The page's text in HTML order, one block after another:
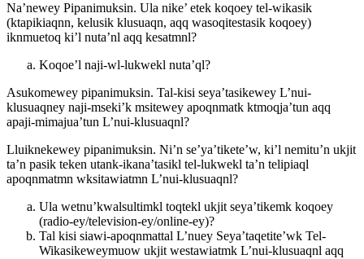
Na’newey Pipanimuksin. Ula nike’ etek koqoey tel-wikasik
(ktapikiaqnn, kelusik klusuaqn, aqq wasoqitestasik koqoey)
iknmuetoq ki’l nuta’nl aqq kesatmnl?
Koqoe’l naji-wl-lukwekl nuta’ql?
Asukomewey pipanimuksin. Tal-kisi seya’tasikewey L’nui-
klusuaqney naji-mseki’k msitewey apoqnmatk ktmoqja’tun aqq
apaji-mimajua’tun L’nui-klusuaqnl?
Lluiknekewey pipanimuksin. Ni’n se’ya’tikete’w, ki’l nemitu’n ukjit
ta’n pasik teken utank-ikana’tasikl tel-lukwekl ta’n telipiaql
apoqnmatmn wksitawiatmn L’nui-klusuaqnl?
Ula wetnu’kwalsultimkl toqtekl ukjit seya’tikemk koqoey
(radio-ey/television-ey/online-ey)?
Tal kisi siawi-apoqnmattal L’nuey Seya’taqetite’wk Tel-
Wikasikeweymuow ukjit westawiatmk L’nui-klusuaqnl aqq